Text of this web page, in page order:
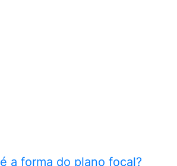
a forma do plano focal?